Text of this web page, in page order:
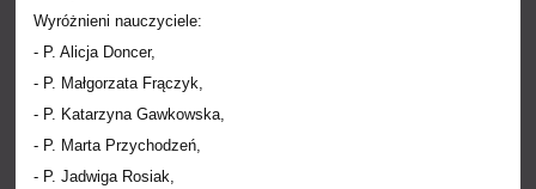
Wyróżnieni nauczyciele:
- P. Alicja Doncer,
- P. Małgorzata Frączyk,
- P. Katarzyna Gawkowska,
- P. Marta Przychodzeń,
- P. Jadwiga Rosiak,